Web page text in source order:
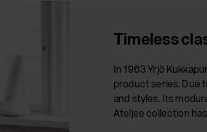
Timeless
In 1963 Yrjö
product series. Due
and styles. Its
Ateljee collection